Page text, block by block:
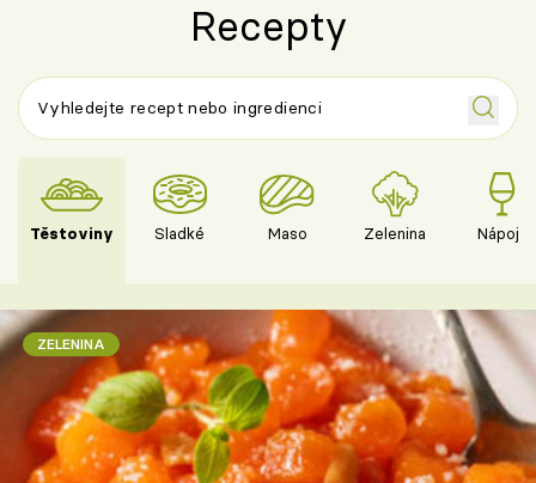
Recepty
Těstoviny Sladké Maso Zelenina Nápoje
ZELENINA